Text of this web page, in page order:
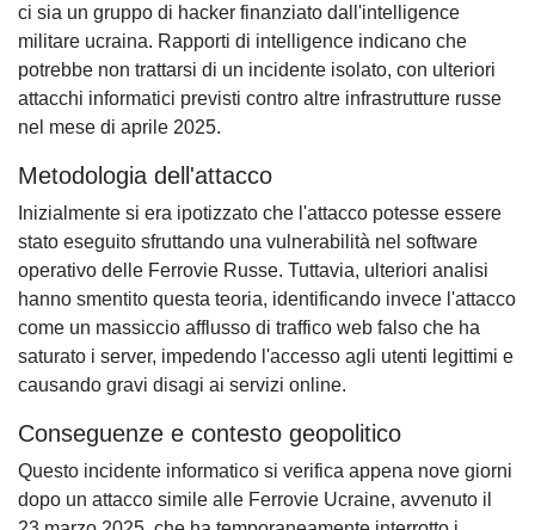
ci sia un gruppo di hacker finanziato dall'intelligence
militare ucraina. Rapporti di intelligence indicano che
potrebbe non trattarsi di un incidente isolato, con ulteriori
attacchi informatici previsti contro altre infrastrutture russe
nel mese di aprile 2025.
Metodologia dell'attacco
Inizialmente si era ipotizzato che l'attacco potesse essere
stato eseguito sfruttando una vulnerabilità nel software
operativo delle Ferrovie Russe. Tuttavia, ulteriori analisi
hanno smentito questa teoria, identificando invece l'attacco
come un massiccio afflusso di traffico web falso che ha
saturato i server, impedendo l'accesso agli utenti legittimi e
causando gravi disagi ai servizi online.
Conseguenze e contesto geopolitico
Questo incidente informatico si verifica appena nove giorni
dopo un attacco simile alle Ferrovie Ucraine, avvenuto il